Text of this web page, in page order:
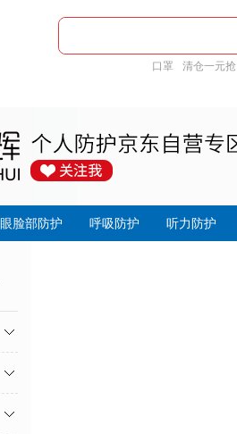
口罩 清仓一元抢
眼脸部防护 呼吸防护 听力防护